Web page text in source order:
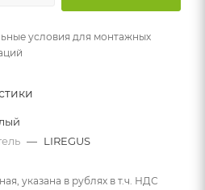
условия для монтажных
— LIREGUS
указана в рублях в т.ч. НДС